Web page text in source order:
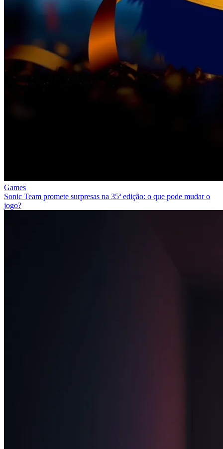
Games
Sonic Team promete surpresas na 35ª edição: o que pode mudar o
jogo?